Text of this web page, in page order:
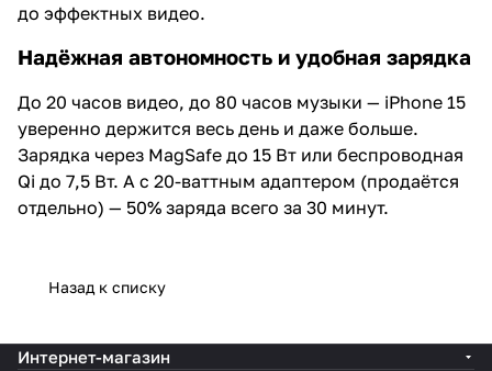
до эффектных видео.
Надёжная автономность и удобная зарядка
До 20 часов видео, до 80 часов музыки — iPhone 15
уверенно держится весь день и даже больше.
Зарядка через MagSafe до 15 Вт или беспроводная
Qi до 7,5 Вт. А с 20-ваттным адаптером (продаётся
отдельно) — 50% заряда всего за 30 минут.
Назад к списку
Интернет-магазин